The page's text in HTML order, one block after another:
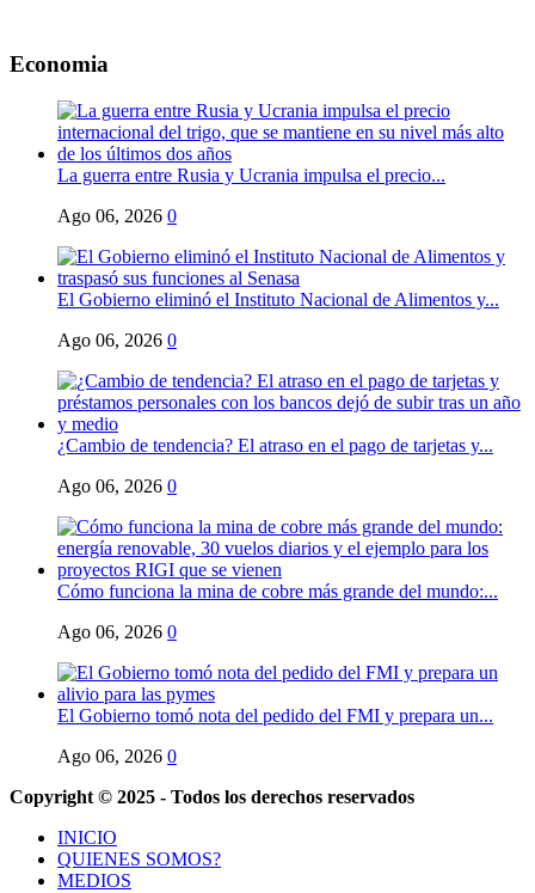
Economia
La guerra entre Rusia y Ucrania impulsa el precio...
Ago 06, 2026 0
El Gobierno eliminó el Instituto Nacional de Alimentos y...
Ago 06, 2026 0
¿Cambio de tendencia? El atraso en el pago de tarjetas y...
Ago 06, 2026 0
Cómo funciona la mina de cobre más grande del mundo:...
Ago 06, 2026 0
El Gobierno tomó nota del pedido del FMI y prepara un...
Ago 06, 2026 0
Copyright © 2025 - Todos los derechos reservados
INICIO
QUIENES SOMOS?
MEDIOS